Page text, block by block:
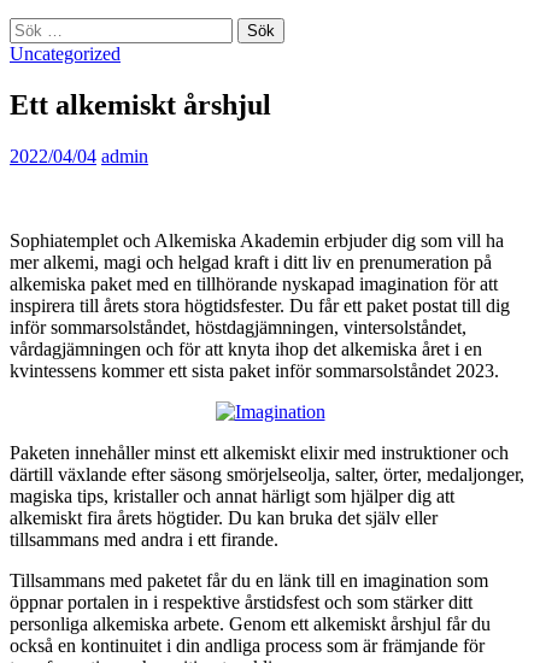
Sök
efter:
Uncategorized
Ett alkemiskt årshjul
2022/04/04 admin
Sophiatemplet och Alkemiska Akademin erbjuder dig som vill ha
mer alkemi, magi och helgad kraft i ditt liv en prenumeration på
alkemiska paket med en tillhörande nyskapad imagination för att
inspirera till årets stora högtidsfester. Du får ett paket postat till dig
inför sommarsolståndet, höstdagjämningen, vintersolståndet,
vårdagjämningen och för att knyta ihop det alkemiska året i en
kvintessens kommer ett sista paket inför sommarsolståndet 2023.
Paketen innehåller minst ett alkemiskt elixir med instruktioner och
därtill växlande efter säsong smörjelseolja, salter, örter, medaljonger,
magiska tips, kristaller och annat härligt som hjälper dig att
alkemiskt fira årets högtider. Du kan bruka det själv eller
tillsammans med andra i ett firande.
Tillsammans med paketet får du en länk till en imagination som
öppnar portalen in i respektive årstidsfest och som stärker ditt
personliga alkemiska arbete. Genom ett alkemiskt årshjul får du
också en kontinuitet i din andliga process som är främjande för